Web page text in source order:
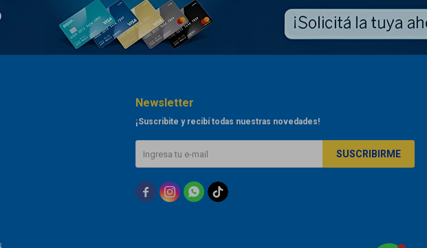
Newsletter
¡Suscribite y recibí todas nuestras novedades!
SUSCRIBIRME
  